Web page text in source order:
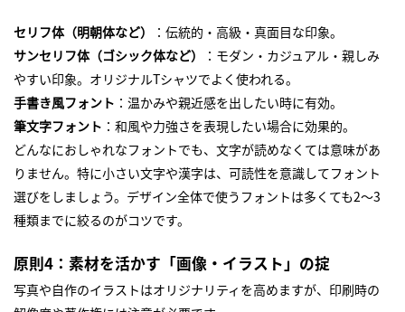
セリフ体（明朝体など）
：伝統的・高級・真面目な印象。
サンセリフ体（ゴシック体など）
：モダン・カジュアル・親しみ
やすい印象。オリジナルTシャツでよく使われる。
手書き風フォント ：温かみや親近感を出したい時に有効。
筆文字フォント ：和風や力強さを表現したい場合に効果的。
どんなにおしゃれなフォントでも、文字が読めなくては意味があ
りません。特に小さい文字や漢字は、可読性を意識してフォント
選びをしましょう。デザイン全体で使うフォントは多くても2～3
種類までに絞るのがコツです。
原則4：素材を活かす「画像・イラスト」の掟
写真や自作のイラストはオリジナリティを高めますが、印刷時の